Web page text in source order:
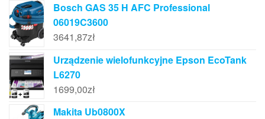
Bosch GAS 35 H AFC Professional
06019C3600
3641,87zł
Urządzenie wielofunkcyjne Epson EcoTank
L6270
1699,00zł
Makita Ub0800X